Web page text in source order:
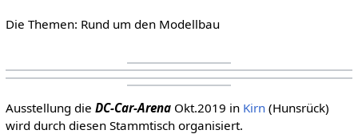
Die Themen: Rund um den Modellbau
Ausstellung die DC-Car-ArenaOkt.2019 in Kirn(Hunsrück)
wird durch diesen Stammtisch organisiert.